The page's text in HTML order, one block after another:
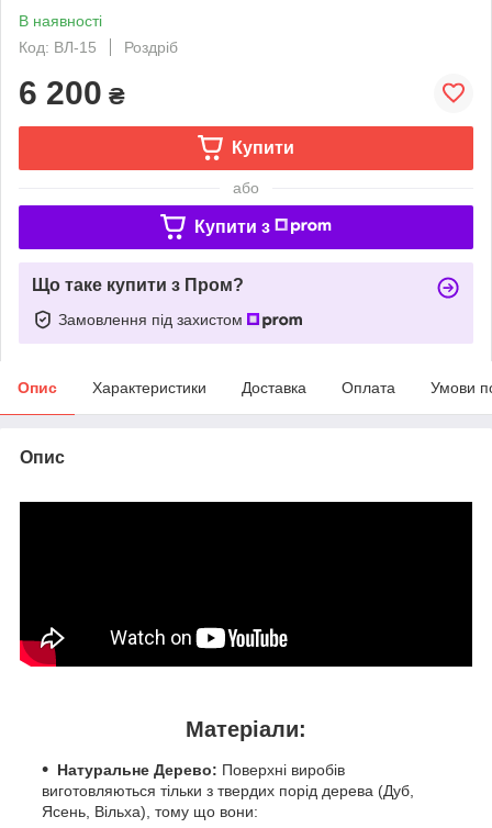
В наявності
Код: ВЛ-15
Роздріб
6 200 ₴
Купити
або
Купити з
Що таке купити з Пром?
Замовлення під захистом
Опис Характеристики Доставка Оплата Умови
Опис
Матеріали:
Натуральне Дерево: Поверхні виробів
виготовляються тільки з твердих порід дерева (Дуб,
Ясень, Вільха), тому що вони: